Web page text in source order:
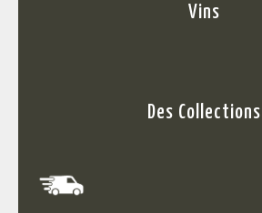
Vins
Des Collections